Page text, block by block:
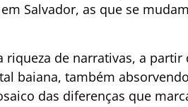
Salvador, as que se
de narrativas, a partir
baiana, também
das diferenças que